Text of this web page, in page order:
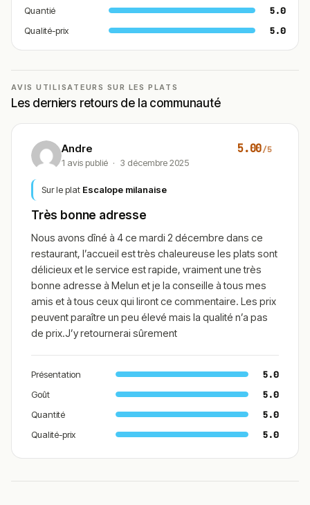
tiramisu
maison, dessert emblématique à base de
café, mascarpone et biscuits imbibés, servi bien
Conclusion
Chez Alessandra apporte une belle parenthèse italienne
au centre de Melun, avec une cuisine sincère qui mise
sur la générosité et les saveurs du sud.
Entre pizzas au feu de bois, pâtes aux fruits de mer,
risottos et antipasti à partager, l’adresse convient aussi
bien pour un déjeuner rapide que pour un dîner plus
posé.
L’ambiance conviviale, le service chaleureux et les
atmosphère de petite trattoria de quartier où l’on aime
revenir.
Que vous soyez amateur de pizza, de pasta ou
simplement en quête d’une adresse italienne
chaleureuse, Chez Alessandra est un bon choix à Melun.
Si vous cherchez un restaurant où l’on mange comme en
!
Texte généré par intelligence artificielle, en attente de
Cette description peut contenir des erreurs, n'hésitez pas à
nous aider en vous rendant sur :Améliorer la fiche de cet
Quantié 5.0
Qualité-prix 5.0
AVIS UTILISATEURS SUR LES PLATS
Les derniers retours de la communauté
Andre
1 avis publié · 3 décembre 2025
5.00/5
Sur le plat Escalope milanaise
Très bonne adresse
Nous avons dîné à 4 ce mardi 2 décembre dans ce
restaurant, l’accueil est très chaleureuse les plats sont
délicieux et le service est rapide, vraiment une très
bonne adresse à Melun et je la conseille à tous mes
amis et à tous ceux qui liront ce commentaire. Les prix
peuvent paraître un peu élevé mais la qualité n’a pas
de prix.J’y retournerai sûrement
Présentation 5.0
Goût 5.0
Quantité 5.0
Qualité-prix 5.0